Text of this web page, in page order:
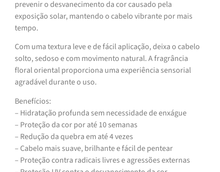
prevenir o desvanecimento da cor causado pela
exposição solar, mantendo o cabelo vibrante por mais
tempo.
Com uma textura leve e de fácil aplicação, deixa o cabelo
solto, sedoso e com movimento natural. A fragrância
floral oriental proporciona uma experiência sensorial
agradável durante o uso.
Benefícios:
– Hidratação profunda sem necessidade de enxágue
– Proteção da cor por até 10 semanas
– Redução da quebra em até 4 vezes
– Cabelo mais suave, brilhante e fácil de pentear
– Proteção contra radicais livres e agressões externas